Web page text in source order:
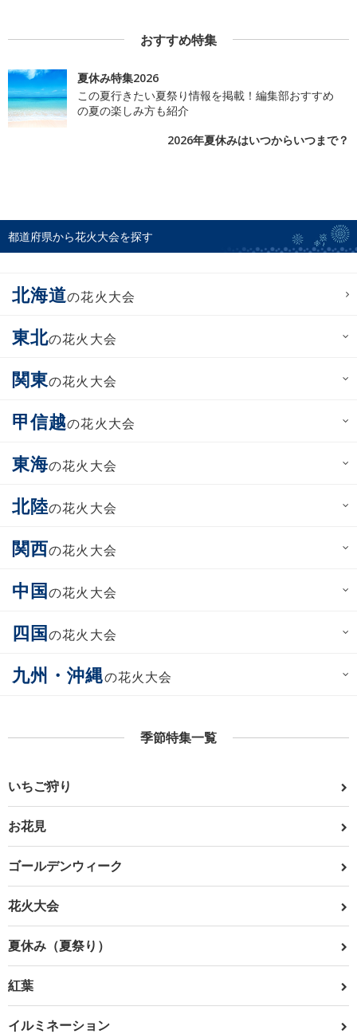
おすすめ特集
夏休み特集2026
この夏行きたい夏祭り情報を掲載！編集部おすすめ
の夏の楽しみ方も紹介
2026年夏休みはいつからいつまで？
都道府県から花火大会を探す
北海道の花火大会
東北の花火大会
関東の花火大会
甲信越の花火大会
東海の花火大会
北陸の花火大会
関西の花火大会
中国の花火大会
四国の花火大会
九州・沖縄の花火大会
季節特集一覧
いちご狩り
お花見
ゴールデンウィーク
花火大会
夏休み（夏祭り）
紅葉
イルミネーション